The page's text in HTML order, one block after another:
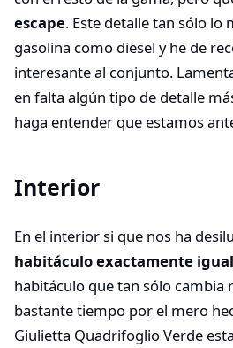
escape. Este detalle tan sólo
gasolina como diesel y he de
interesante al conjunto.
en falta algún tipo de detalle
haga entender que estamos
Interior
En el interior si que nos ha
habitáculo exactamente
habitáculo que tan sólo cambia
bastante tiempo por el mero
Giulietta Quadrifoglio Verde